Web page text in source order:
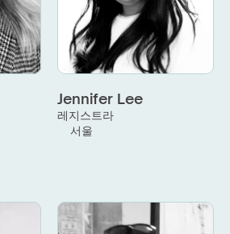
Jennifer Lee
레지스트라
서울